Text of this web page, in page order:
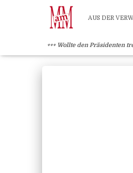
Weiterlesen" /> Weiterlesen" />
AUS DER
+++ Wollte den Präsidenten